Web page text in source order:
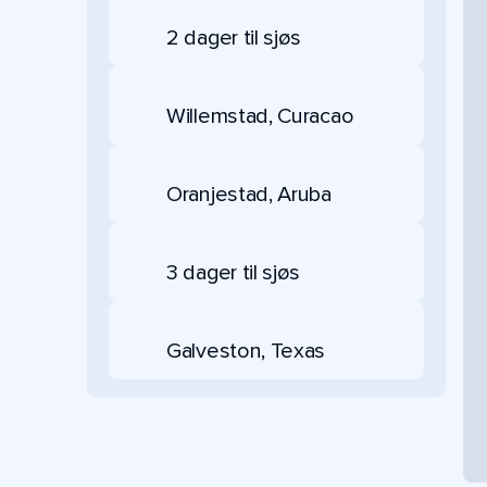
2 dager til sjøs
Willemstad, Curacao
Oranjestad, Aruba
3 dager til sjøs
Galveston, Texas